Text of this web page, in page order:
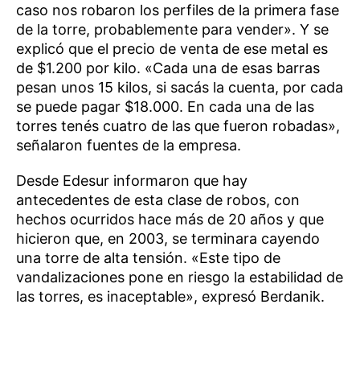
caso nos robaron los perfiles de la primera fase
de la torre, probablemente para vender». Y se
explicó que el precio de venta de ese metal es
de $1.200 por kilo. «Cada una de esas barras
pesan unos 15 kilos, si sacás la cuenta, por cada
se puede pagar $18.000. En cada una de las
torres tenés cuatro de las que fueron robadas»,
señalaron fuentes de la empresa.
Desde Edesur informaron que hay
antecedentes de esta clase de robos, con
hechos ocurridos hace más de 20 años y que
hicieron que, en 2003, se terminara cayendo
una torre de alta tensión. «Este tipo de
vandalizaciones pone en riesgo la estabilidad de
las torres, es inaceptable», expresó Berdanik.